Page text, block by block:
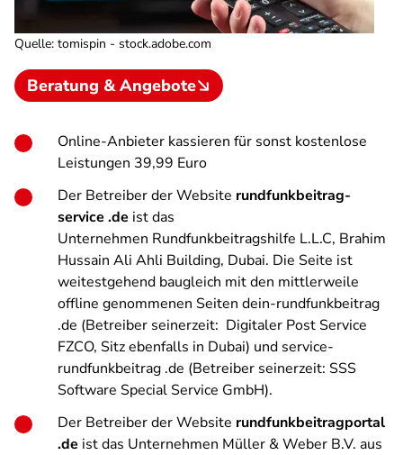
Quelle: tomispin - stock.adobe.com
Beratung & Angebote
Online-Anbieter kassieren für sonst kostenlose
Leistungen 39,99 Euro
Der Betreiber der Website rundfunkbeitrag-
service .de ist das
Unternehmen Rundfunkbeitragshilfe L.L.C, Brahim
Hussain Ali Ahli Building, Dubai. Die Seite ist
weitestgehend baugleich mit den mittlerweile
offline genommenen Seiten dein-rundfunkbeitrag
.de (Betreiber seinerzeit: Digitaler Post Service
FZCO, Sitz ebenfalls in Dubai) und service-
rundfunkbeitrag .de (Betreiber seinerzeit: SSS
Software Special Service GmbH).
Der Betreiber der Website rundfunkbeitragportal
.de ist das Unternehmen Müller & Weber B.V. aus